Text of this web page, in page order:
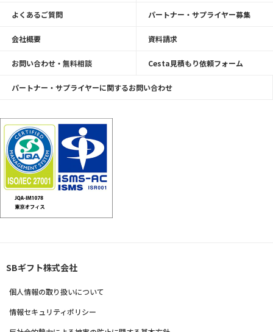
よくあるご質問 パートナー・サプライヤー募集
会社概要 資料請求
お問い合わせ・無料相談 Cesta見積もり依頼フォーム
パートナー・サプライヤーに関するお問い合わせ
SBギフト株式会社
個人情報の取り扱いについて
情報セキュリティポリシー